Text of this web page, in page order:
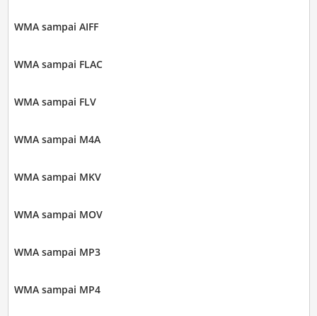
WMA sampai AIFF
WMA sampai FLAC
WMA sampai FLV
WMA sampai M4A
WMA sampai MKV
WMA sampai MOV
WMA sampai MP3
WMA sampai MP4